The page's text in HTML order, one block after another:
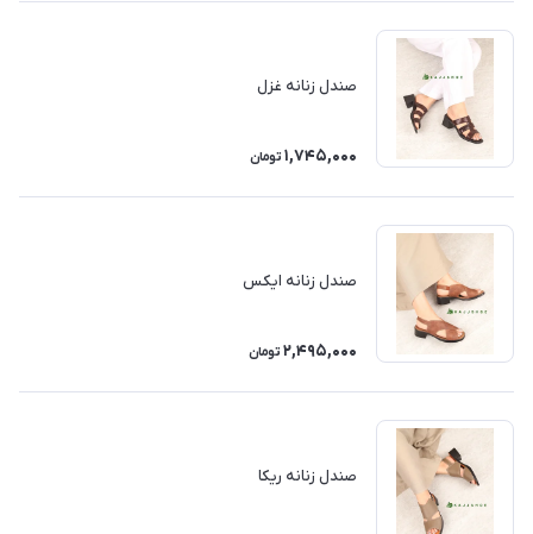
صندل زنانه غزل
1,745,000 تومان
صندل زنانه ایکس
2,495,000 تومان
صندل زنانه ریکا